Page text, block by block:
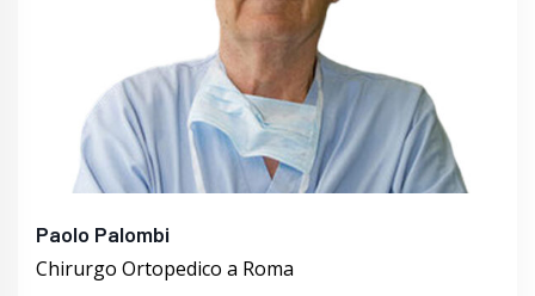
Paolo Palombi
Chirurgo Ortopedico a Roma